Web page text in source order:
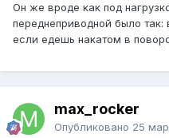
Он же вроде как под
переднеприводной было
если едешь накатом в
max_rocker
Опубликовано 25